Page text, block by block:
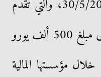
الموقعة فى القاهرة بتاريخ 30/5/2022، والتي تقدم
فرنسا بمقتضاها منحة لا تتعدى مبلغ 500 ألف يورو
مؤسستها المالية